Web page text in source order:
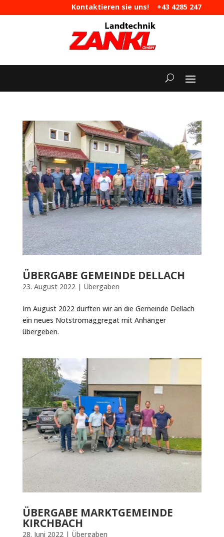
Kontaktieren sie uns! +43 4285 247
|maschinen@landtechnik-zankl.at
ÜBERGABE GEMEINDE DELLACH
23. August 2022| Übergaben
Im August 2022 durften wir an die Gemeinde Dellach
ein neues Notstromaggregat mit Anhänger
übergeben.
ÜBERGABE MARKTGEMEINDE
KIRCHBACH
28. Juni 2022| Übergaben